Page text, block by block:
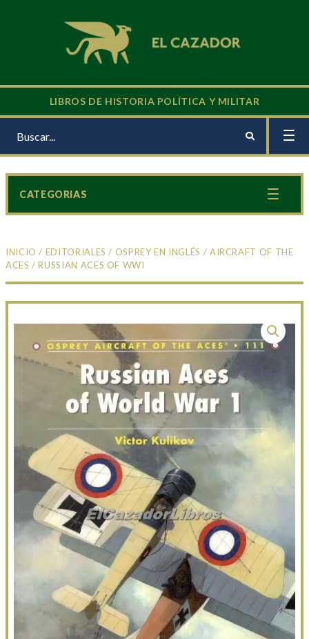
LIBROS DE HISTORIA POLÍTICA Y MILITAR
INICIO / EDITORIALES / OSPREY EN INGLÉS / AIRCRAFT OF THE
ACES / RUSSIAN ACES OF WWI
CATEGORIAS